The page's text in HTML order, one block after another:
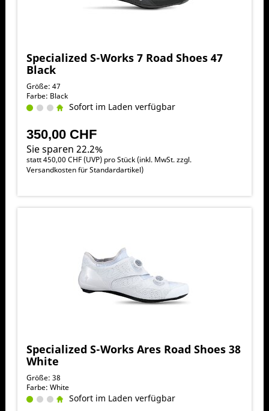
Specialized S-Works 7 Road Shoes 47
Black
Größe: 47
Farbe: Black
Sofort im Laden verfügbar
350,00 CHF
Sie sparen 22.2%
statt450,00 CHF(UVP) pro Stück (inkl. MwSt. zzgl.
Versandkosten für Standardartikel)
Specialized S-Works Ares Road Shoes 38
White
Größe: 38
Farbe: White
Sofort im Laden verfügbar